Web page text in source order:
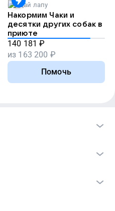
Дай лапу
Накормим Чаки и
десятки других собак в
приюте
140 181 ₽
из 163 200 ₽
Помочь